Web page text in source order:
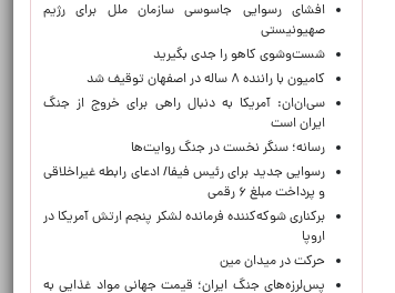
افشای رسوایی جاسوسی سازمان ملل برای رژیم
صهیونیستی
شست‌وشوی کاهو را جدی بگیرید
کامیون با راننده ۸ ساله در اصفهان توقیف شد
سی‌ان‌ان: آمریکا به دنبال راهی برای خروج از جنگ
ایران است
رسانه؛ سنگر نخست در جنگ روایت‌ها
رسوایی جدید برای رئیس فیفا/ ادعای رابطه غیراخلاقی
و پرداخت مبلغ ۶ رقمی
برکناری شوکه‌کننده فرمانده لشکر پنجم ارتش آمریکا در
اروپا
حركت در ميدان مين
پس‌لرزه‌های جنگ ایران؛ قیمت جهانی مواد غذایی به